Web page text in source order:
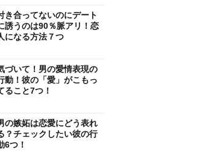
き合ってないのにデート
誘うのは90％脈アリ！恋
になる方法７つ
づいて！男の愛情表現の
動！彼の「愛」がこもっ
ること7つ！
の嫉妬は恋愛にどう表れ
？チェックしたい彼の行
6つ！